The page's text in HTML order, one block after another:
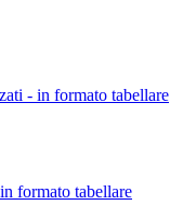
- in formato tabellare
formato tabellare